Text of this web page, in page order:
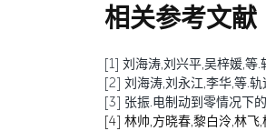
相关参考文献
[1] 刘海涛,刘兴平,吴梓媛,等
[2] 刘海涛,刘永江,李华,等.
[3] 张振.电制动到零情况下
[4] 林帅,方晓春,黎白泠,林飞